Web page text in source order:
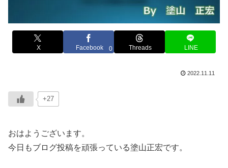
X Facebook 0 Threads LINE
2022.11.11
+27
おはようございます。
今日もブログ投稿を頑張っている塗山正宏です。